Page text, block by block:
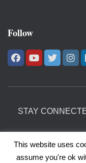
h
f
o
Follow
STAY
This website uses
assume you're ok